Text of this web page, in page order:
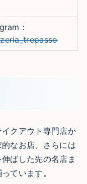
：
クアウト専門店か
なお店、さらには
ばした先の名店ま
ています。